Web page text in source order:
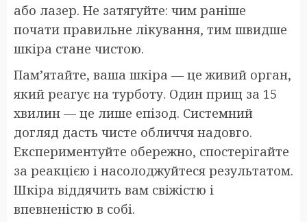
або лазер. Не затягуйте: чим раніше
почати правильне лікування, тим швидше
шкіра стане чистою.
Пам’ятайте, ваша шкіра — це живий орган,
який реагує на турботу. Один прищ за 15
хвилин — це лише епізод. Системний
догляд дасть чисте обличчя надовго.
Експериментуйте обережно, спостерігайте
за реакцією і насолоджуйтеся результатом.
Шкіра віддячить вам свіжістю і
впевненістю в собі.